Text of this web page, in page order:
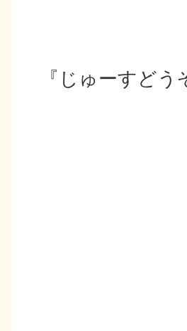
『じゅーすど